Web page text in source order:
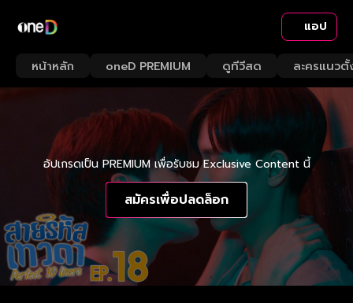
แอป
หน้าหลัก oneD PREMIUM ดูทีวีสด ละครแนวตั้
อัปเกรดเป็น PREMIUM เพื่อรับชม Exclusive Content นี้
สมัครเพื่อปลดล็อก